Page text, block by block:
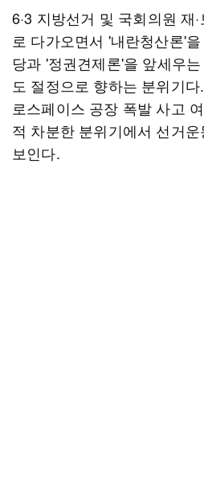
6·3 지방선거 및 국회의원 재
로 다가오면서 '내란청산론'
당과 '정권견제론'을 앞세우
도 절정으로 향하는 분위기
로스페이스 공장 폭발 사고
적 차분한 분위기에서 선거
보인다.